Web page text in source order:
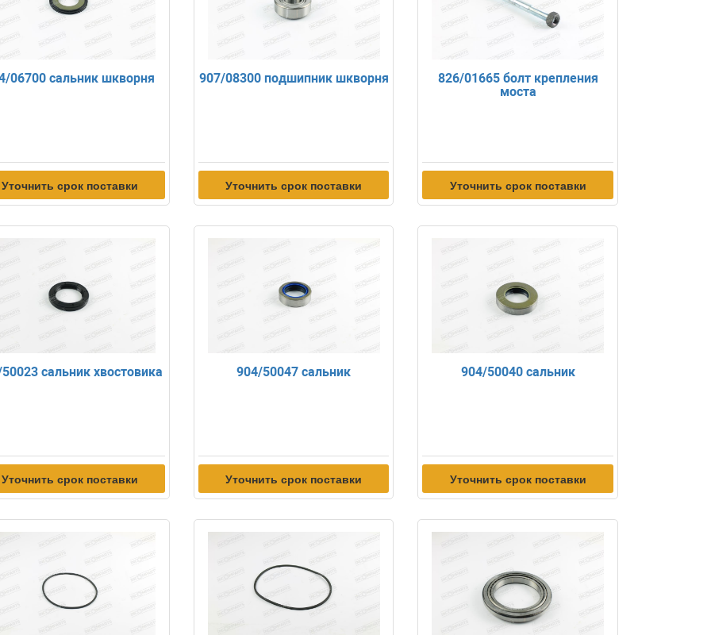
06700 сальник шкворня
Уточнить срок поставки
907/08300 подшипник шкворня
Уточнить срок поставки
826/01665 болт крепления
моста
Уточнить срок поставки
сальник хвостовика
Уточнить срок поставки
904/50047 сальник
Уточнить срок поставки
904/50040 сальник
Уточнить срок поставки